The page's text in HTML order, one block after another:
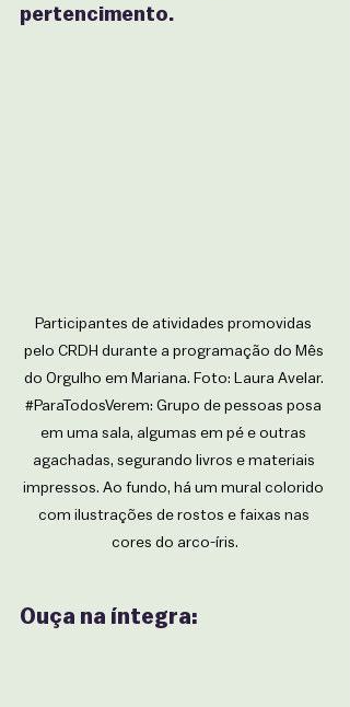
pertencimento.
Participantes de atividades promovidas
pelo CRDH durante a programação do Mês
do Orgulho em Mariana. Foto: Laura Avelar.
#ParaTodosVerem: Grupo de pessoas posa
em uma sala, algumas em pé e outras
agachadas, segurando livros e materiais
impressos. Ao fundo, há um mural colorido
com ilustrações de rostos e faixas nas
cores do arco-íris.
Ouça na íntegra: